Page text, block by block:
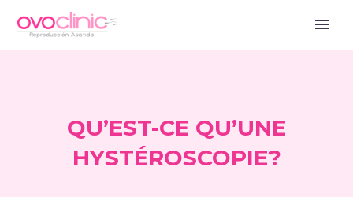
QU’EST-CE QU’UNE
HYSTÉROSCOPIE?